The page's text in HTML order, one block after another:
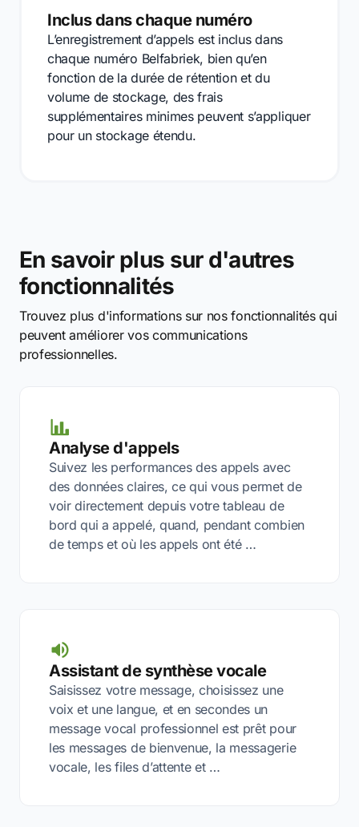
Inclus dans chaque numéro
L’enregistrement d’appels est inclus dans
chaque numéro Belfabriek, bien qu’en
fonction de la durée de rétention et du
volume de stockage, des frais
supplémentaires minimes peuvent s’appliquer
pour un stockage étendu.
En savoir plus sur d'autres
fonctionnalités
Trouvez plus d'informations sur nos fonctionnalités qui
peuvent améliorer vos communications
professionnelles.
Analyse d'appels
Suivez les performances des appels avec
des données claires, ce qui vous permet de
voir directement depuis votre tableau de
bord qui a appelé, quand, pendant combien
de temps et où les appels ont été …
Assistant de synthèse vocale
Saisissez votre message, choisissez une
voix et une langue, et en secondes un
message vocal professionnel est prêt pour
les messages de bienvenue, la messagerie
vocale, les files d’attente et …